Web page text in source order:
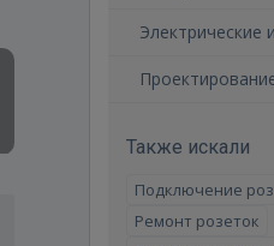
Электрические
Также искали
Подключение
Ремонт розеток